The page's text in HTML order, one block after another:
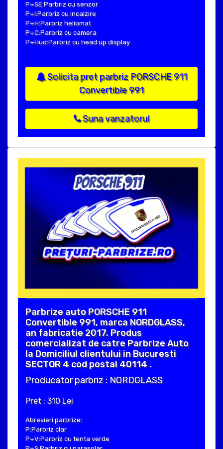
P+SE:Parbriz cu senzor
P+I:Parbriz cu incalzire
P+H:Parbriz heliomat
P+C:Parbriz cu camera
P+Hud:Parbriz cu head up display
Solicita pret parbriz PORSCHE 911
Convertible 991
Suna vanzatorul
Parbrize auto PORSCHE 911
Convertible 991, marca NORDGLASS,
an fabricatie 2017. Produs
comercializat de catre Parbrize Auto
la Domiciliul clientului in Bucuresti
SECTOR 4 cod postal 40114 .
Producator parbriz : NORDGLASS
Pret : 310 Lei
Abrevieri parbrize:
P:Parbriz clar
P+V:Parbriz cu tenta verde